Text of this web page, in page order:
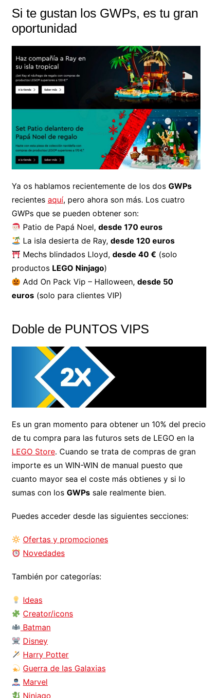
Si te gustan los GWPs, es tu gran
oportunidad
Ya os hablamos recientemente de los dos GWPs
recientes aquí, pero ahora son más. Los cuatro
GWPs que se pueden obtener son:
Patio de Papá Noel,desde 170 euros
La isla desierta de Ray,desde 120 euros
Mechs blindados Lloyd,desde 40 € (solo
productos LEGO Ninjago)
Add On Pack Vip – Halloween,desde 50
euros(solo para clientes VIP)
Doble de PUNTOS VIPS
Es un gran momento para obtener un 10% del precio
de tu compra para las futuros sets de LEGO en la
LEGO Store. Cuando se trata de compras de gran
importe es un WIN-WIN de manual puesto que
cuanto mayor sea el coste más obtienes y si lo
sumas con los GWPssale realmente bien.
Puedes acceder desde las siguientes secciones:
Ofertas y promociones
Novedades
También por categorías:
Ideas
Creator/icons
Batman
Disney
Harry Potter
Guerra de las Galaxias
Marvel
Ninjago